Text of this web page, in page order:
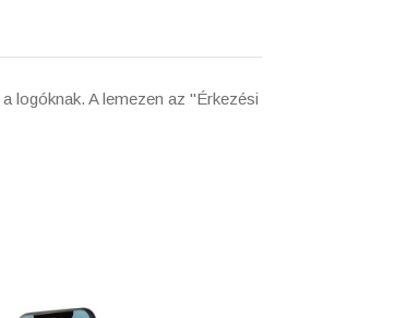
logóknak. A lemezen az "Érkezési